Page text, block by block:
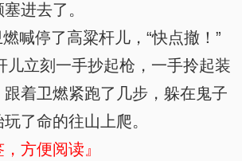
进去了。
喊停了高粱杆儿，“快点撤！”
立刻一手抄起枪，一手拎起装
着卫燃紧跑了几步，躲在鬼子
了命的往山上爬。
，方便阅读』